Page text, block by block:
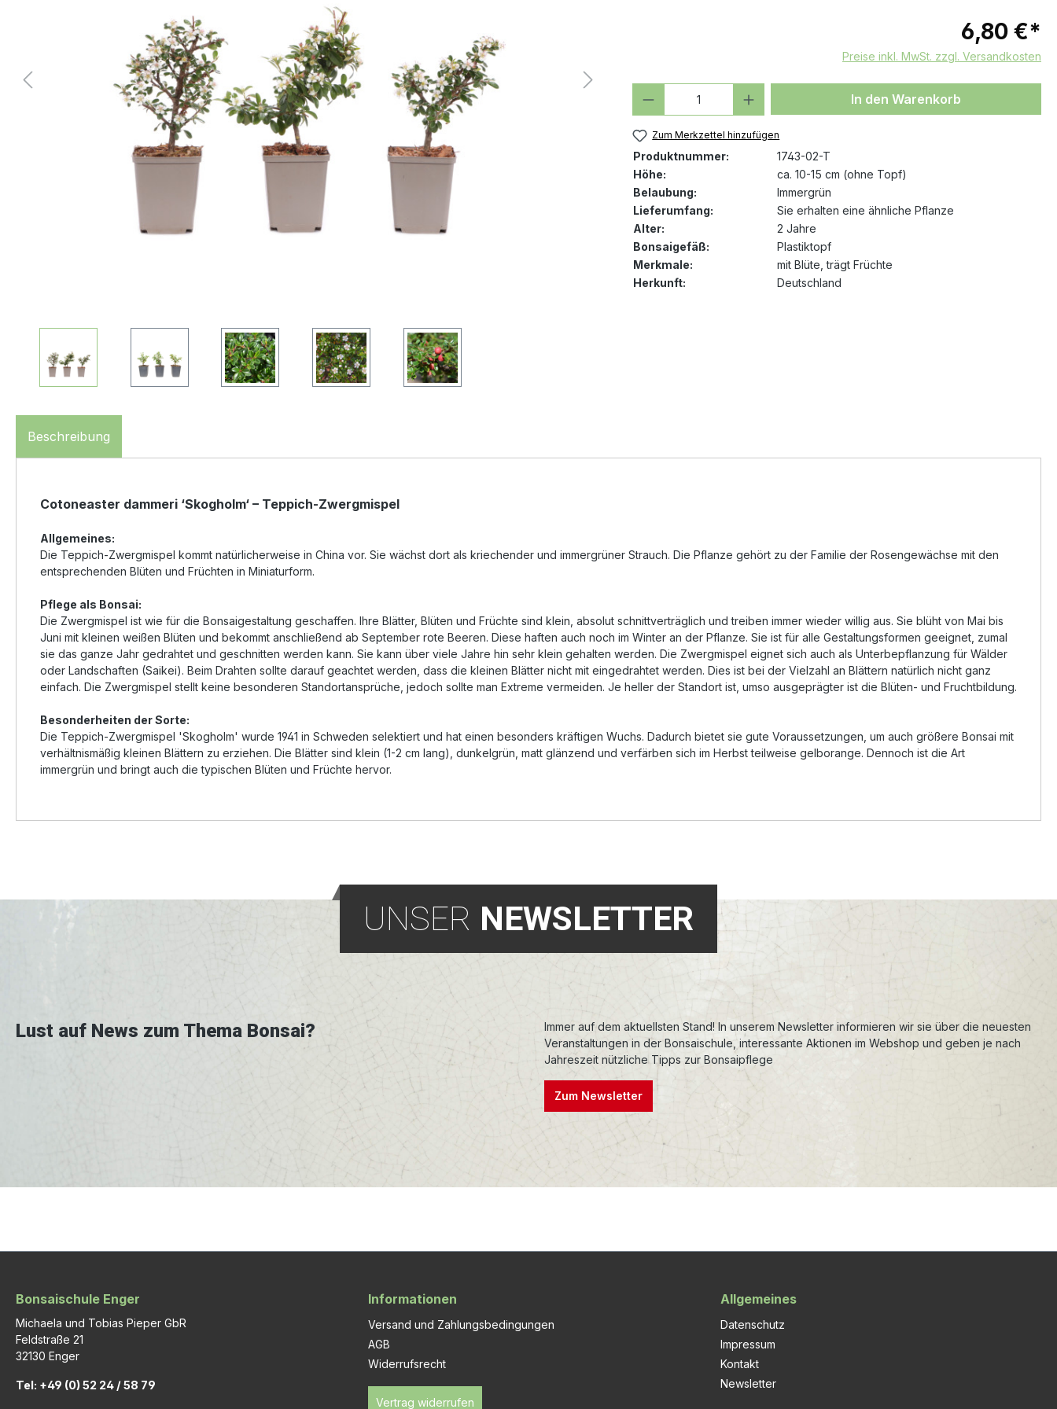
6,80 €*
Preise inkl. MwSt. zzgl. Versandkosten
Produkt Anzahl: Gib den gewünschten Wert
In den Warenkorb
Zum Merkzettel hinzufügen
Produktnummer:
1743-02-T
Höhe:
ca. 10-15 cm (ohne Topf)
Belaubung:
Immergrün
Lieferumfang:
Sie erhalten eine ähnliche Pflanze
Alter:
2 Jahre
Bonsaigefäß:
Plastiktopf
Merkmale:
mit Blüte , trägt Früchte
Herkunft:
Deutschland
Beschreibung
Cotoneaster dammeri ‘Skogholm‘ – Teppich-Zwergmispel
Allgemeines:
Die Teppich-Zwergmispel kommt natürlicherweise in China vor. Sie wächst dort als kriechender und immergrüner Strauch. Die Pflanze gehört zu der Familie der Rosengewächse mit den
entsprechenden Blüten und Früchten in Miniaturform.
Pflege als Bonsai:
Die Zwergmispel ist wie für die Bonsaigestaltung geschaffen. Ihre Blätter, Blüten und Früchte sind klein, absolut schnittverträglich und treiben immer wieder willig aus. Sie blüht von Mai bis
Juni mit kleinen weißen Blüten und bekommt anschließend ab September rote Beeren. Diese haften auch noch im Winter an der Pflanze. Sie ist für alle Gestaltungsformen geeignet, zumal
sie das ganze Jahr gedrahtet und geschnitten werden kann. Sie kann über viele Jahre hin sehr klein gehalten werden. Die Zwergmispel eignet sich auch als Unterbepflanzung für Wälder
oder Landschaften (Saikei). Beim Drahten sollte darauf geachtet werden, dass die kleinen Blätter nicht mit eingedrahtet werden. Dies ist bei der Vielzahl an Blättern natürlich nicht ganz
einfach. Die Zwergmispel stellt keine besonderen Standortansprüche, jedoch sollte man Extreme vermeiden. Je heller der Standort ist, umso ausgeprägter ist die Blüten- und Fruchtbildung.
Besonderheiten der Sorte:
Die Teppich-Zwergmispel 'Skogholm' wurde 1941 in Schweden selektiert und hat einen besonders kräftigen Wuchs. Dadurch bietet sie gute Voraussetzungen, um auch größere Bonsai mit
verhältnismäßig kleinen Blättern zu erziehen. Die Blätter sind klein (1-2 cm lang), dunkelgrün, matt glänzend und verfärben sich im Herbst teilweise gelborange. Dennoch ist die Art
immergrün und bringt auch die typischen Blüten und Früchte hervor.
UNSER NEWSLETTER
Lust auf News zum Thema Bonsai?
Immer auf dem aktuellsten Stand! In unserem Newsletter informieren wir sie über die neuesten
Veranstaltungen in der Bonsaischule, interessante Aktionen im Webshop und geben je nach
Jahreszeit nützliche Tipps zur Bonsaipflege
Zum Newsletter
Bonsaischule Enger
Michaela und Tobias Pieper GbR
Feldstraße 21
32130 Enger
Tel: +49 (0) 52 24 / 58 79
Informationen
Versand und Zahlungsbedingungen
AGB
Widerrufsrecht
Vertrag widerrufen
Allgemeines
Datenschutz
Impressum
Kontakt
Newsletter